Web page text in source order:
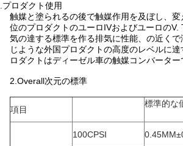
プロダクト使用
触媒と塗られるの後で触媒作用を及ぼし、
位のプロダクトのユーロIVおよびユーロのV.
気の達する標準を作る排気に性能、の近くで
じような外国プロダクトの高度のレベルに
ロダクトはディーゼル車の触媒コンバーター
2.Overall次元の標準
項目
標準的な
100CPSI